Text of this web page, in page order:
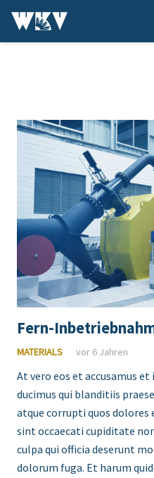
Fern-
MATERIALS vor 6 Jahren
At vero eos et accusamus
ducimus qui blanditiis
atque corrupti quos dolores
sint occaecati cupiditate
culpa qui officia deserunt
dolorum fuga. Et harum